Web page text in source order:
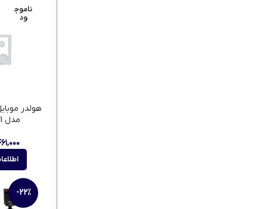
ناموج
ود
هولدر
مدل THL 1221
-22%